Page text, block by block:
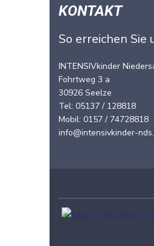
a
v
i
g
a
t
i
KONTAKT
So erreichen Sie
INTENSIVkinder
Fohrtweg 3 a
30926 Seelze
Tel: 05137 / 128818
Mobil: 0157 / 74728818
info@intensivkinder-